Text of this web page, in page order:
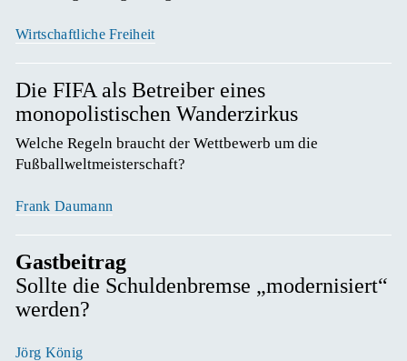
Wirtschaftliche Freiheit
Die FIFA als Betreiber eines
monopolistischen Wanderzirkus
Welche Regeln braucht der Wettbewerb um die
Fußballweltmeisterschaft?
Frank Daumann
Gastbeitrag
Sollte die Schuldenbremse „modernisiert“
werden?
Jörg König